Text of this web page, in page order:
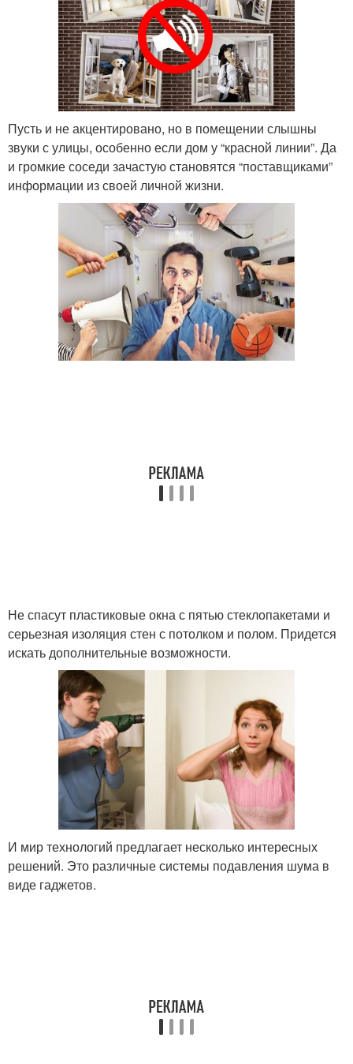
Пусть и не акцентировано, но в помещении слышны
звуки с улицы, особенно если дом у “красной линии”. Да
и громкие соседи зачастую становятся “поставщиками”
информации из своей личной жизни.
Не спасут пластиковые окна с пятью стеклопакетами и
серьезная изоляция стен с потолком и полом. Придется
искать дополнительные возможности.
И мир технологий предлагает несколько интересных
решений. Это различные системы подавления шума в
виде гаджетов.